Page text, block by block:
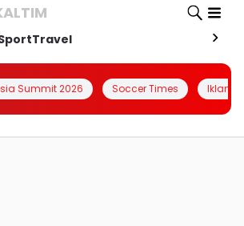
Travel
Summit 2026 Soccer Times Iklanin